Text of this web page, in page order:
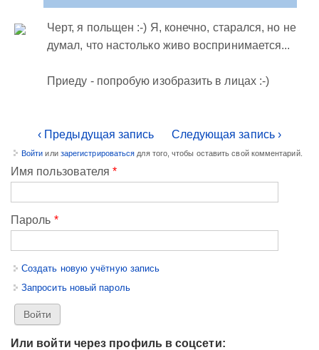
Черт, я польщен :-) Я, конечно, старался, но не
думал, что настолько живо воспринимается...
Приеду - попробую изобразить в лицах :-)
‹ Предыдущая запись Следующая запись ›
Войти или зарегистрироваться для того, чтобы оставить свой комментарий.
Имя пользователя*
Пароль *
Создать новую учётную запись
Запросить новый пароль
Или войти через профиль в соцсети: